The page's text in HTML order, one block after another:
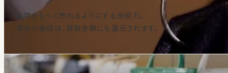
品物をもっと売れるようにする技術力。
高めた価値は、買取金額にも還元されます。